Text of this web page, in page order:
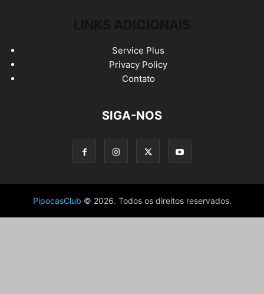
Service Plus
Privacy Policy
Contato
SIGA-NOS
PipocasClub © 2026. Todos os direitos reservados.